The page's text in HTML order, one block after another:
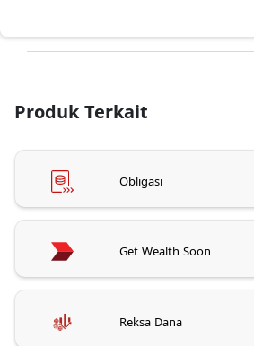
Produk Terkait
Obligasi
Get Wealth Soon
Reksa Dana